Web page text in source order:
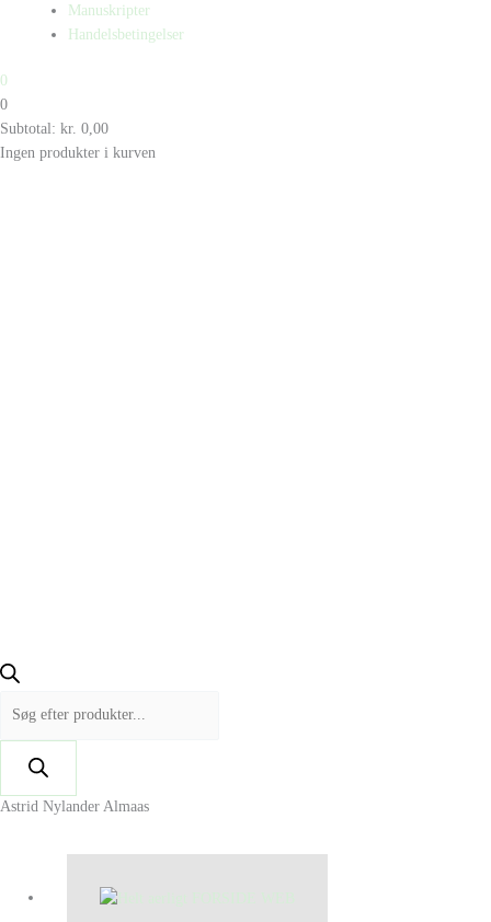
Manuskripter
Handelsbetingelser
0
0
Subtotal: kr. 0,00
Ingen produkter i kurven
Astrid Nylander Almaas